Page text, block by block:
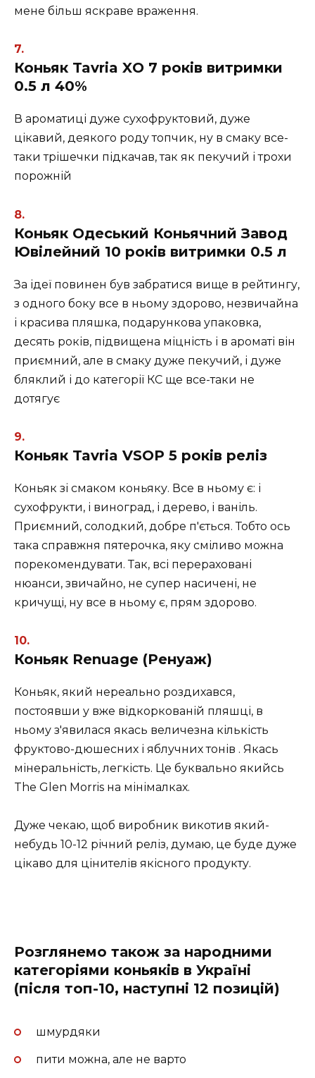
мене більш яскраве враження.
Коньяк Tavria XO 7 років витримки
0.5 л 40%
В ароматиці дуже сухофруктовий, дуже
цікавий, деякого роду топчик, ну в смаку все-
таки трішечки підкачав, так як пекучий і трохи
порожній
Коньяк Одеський Коньячний Завод
Ювілейний 10 років витримки 0.5 л
За ідеї повинен був забратися вище в рейтингу,
з одного боку все в ньому здорово, незвичайна
і красива пляшка, подарункова упаковка,
десять років, підвищена міцність і в ароматі він
приємний, але в смаку дуже пекучий, і дуже
бляклий і до категорії КС ще все-таки не
дотягує
Коньяк Tavria VSOP 5 років реліз
Коньяк зі смаком коньяку. Все в ньому є: і
сухофрукти, і виноград, і дерево, і ваніль.
Приємний, солодкий, добре п'ється. Тобто ось
така справжня пятерочка, яку сміливо можна
порекомендувати. Так, всі перераховані
нюанси, звичайно, не супер насичені, не
кричущі, ну все в ньому є, прям здорово.
Коньяк Renuage (Ренуаж)
Коньяк, який нереально роздихався,
постоявши у вже відкоркованій пляшці, в
ньому з'явилася якась величезна кількість
фруктово-дюшесних і яблучних тонів . Якась
мінеральність, легкість. Це буквально якийсь
The Glen Morris на мінімалках.
Дуже чекаю, щоб виробник викотив який-
небудь 10-12 річний реліз, думаю, це буде дуже
цікаво для цінителів якісного продукту.
Розглянемо також за народними
категоріями коньяків в Україні
(після топ-10, наступні 12 позицій)
шмурдяки
пити можна, але не варто